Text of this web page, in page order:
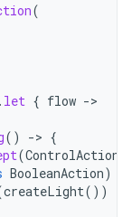
(
let { flow ->
() -> {
(ControlAction
BooleanAction)
createLight())